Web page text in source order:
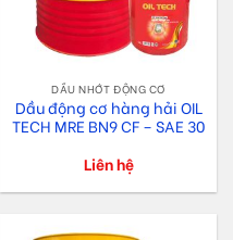
DẦU NHỚT ĐỘNG CƠ
Dầu động cơ hàng hải OIL
TECH MRE BN9 CF – SAE 30
Liên hệ